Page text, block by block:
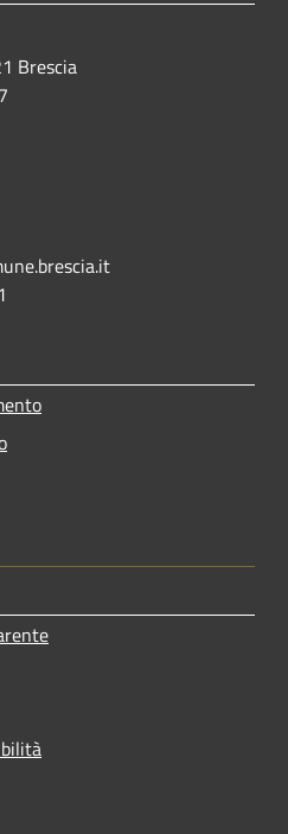
Brescia